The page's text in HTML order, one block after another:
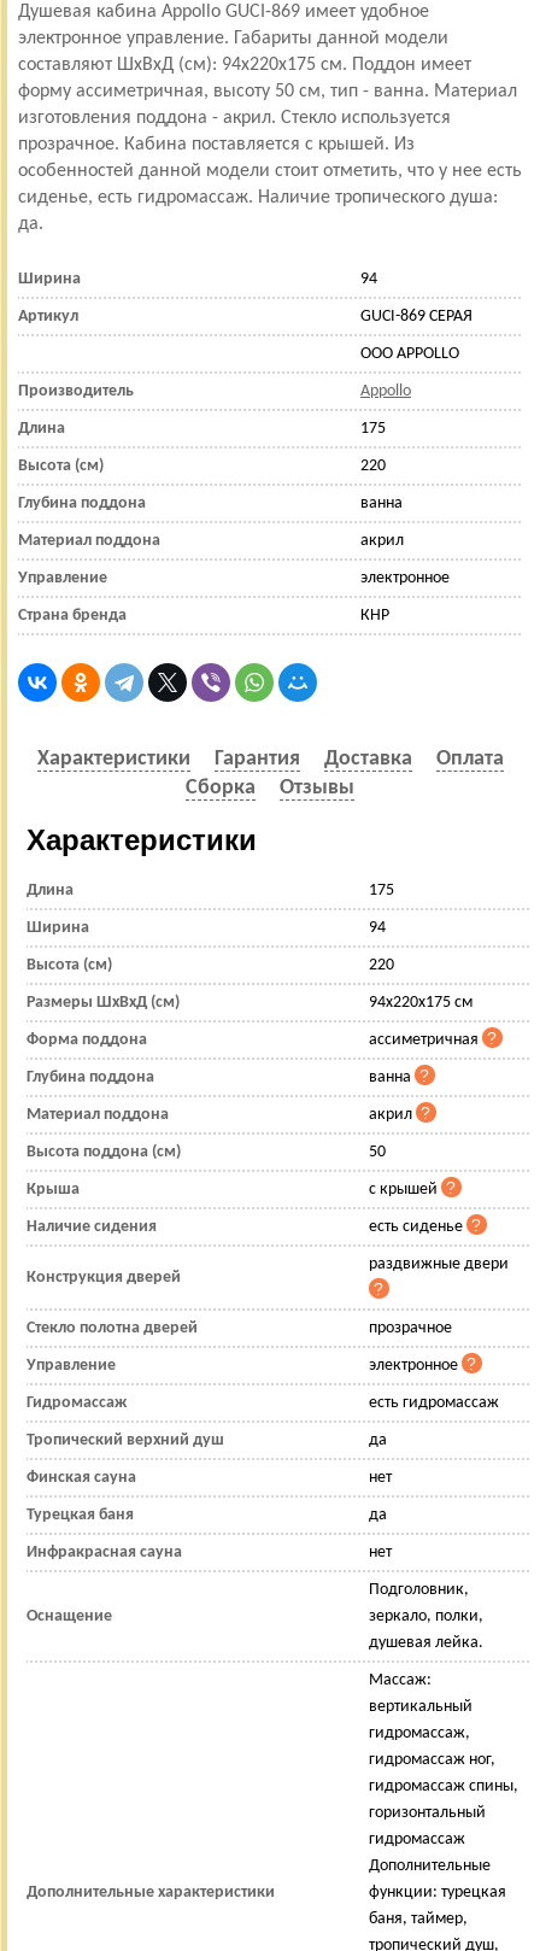
Душевая кабина Appollo GUCI-869 имеет удобное
электронное управление. Габариты данной модели
составляют ШхВхД (см): 94x220x175 см. Поддон имеет
форму ассиметричная, высоту 50 см, тип - ванна. Материал
изготовления поддона - акрил. Стекло используется
прозрачное. Кабина поставляется с крышей. Из
особенностей данной модели стоит отметить, что у нее есть
сиденье, есть гидромассаж. Наличие тропического душа:
да.
Ширина 94
Артикул GUCI-869 СЕРАЯ
OOO APPOLLO
Производитель Appollo
Длина 175
Высота (см) 220
Глубина поддона ванна
Материал поддона акрил
Управление электронное
Страна бренда КНР
Характеристики Гарантия Доставка
Оплата
Сборка
Отзывы
Характеристики
Длина 175
Ширина 94
Высота (см) 220
Размеры ШхВхД (см) 94x220x175 см
Форма поддона ассиметричная
Глубина поддона ванна
Материал поддона акрил
Высота поддона (см) 50
Крыша с крышей
Наличие сидения есть сиденье
Конструкция дверей
раздвижные двери
Стекло полотна дверей прозрачное
Управление электронное
Гидромассаж есть гидромассаж
Тропический верхний душ да
Финская сауна нет
Турецкая баня да
Инфракрасная сауна нет
Оснащение
Подголовник,
зеркало, полки,
душевая лейка.
Дополнительные характеристики
Массаж:
вертикальный
гидромассаж,
гидромассаж ног,
гидромассаж спины,
горизонтальный
гидромассаж
Дополнительные
функции: турецкая
баня, таймер,
тропический душ,